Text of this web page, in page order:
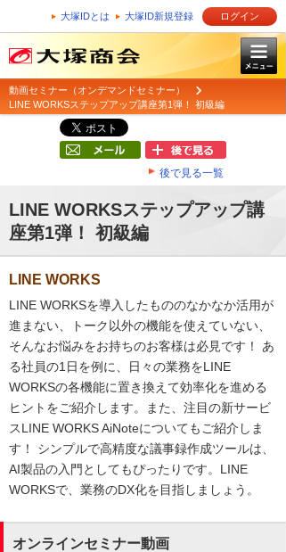
大塚IDとは 大塚ID新規登録 ログイン
動画セミナー（オンデマンドセミナー）
LINE WORKSステップアップ講座第1弾！ 初級編
後で見る一覧
LINE WORKSステップアップ講
座第1弾！ 初級編
LINE WORKS
LINE WORKSを導入したもののなかなか活用が
進まない、トーク以外の機能を使えていない、
そんなお悩みをお持ちのお客様は必見です！ あ
る社員の1日を例に、日々の業務をLINE
WORKSの各機能に置き換えて効率化を進める
ヒントをご紹介します。また、注目の新サービ
スLINE WORKS AiNoteについてもご紹介しま
す！ シンプルで高精度な議事録作成ツールは、
AI製品の入門としてもぴったりです。LINE
WORKSで、業務のDX化を目指しましょう。
オンラインセミナー動画